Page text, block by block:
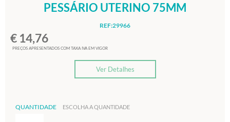
PESSÁRIO UTERINO 75MM
REF:29966
€ 14,76
PREÇOS APRESENTADOS COM TAXA IVA EM VIGOR
Ver Detalhes
QUANTIDADE ESCOLHA A QUANTIDADE